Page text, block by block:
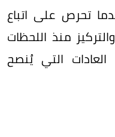
تحرص على اتباع
منذ اللحظات
التي يُنصح